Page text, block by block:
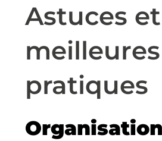
Astuces et
meilleures
pratiques